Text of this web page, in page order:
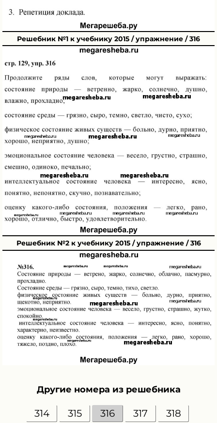
Решебник №1 к учебнику 2015 / упражнение / 316
Решебник №2 к учебнику 2015 / упражнение / 316
Другие номера из решебника
314 315 316 317 318